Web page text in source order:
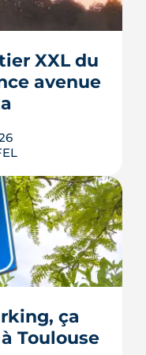
XXL du
avenue
un
les
de terre
plusieurs
de fer
ça
Toulouse